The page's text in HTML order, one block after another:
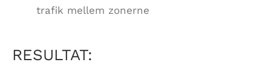
trafik mellem zonerne
RESULTAT: